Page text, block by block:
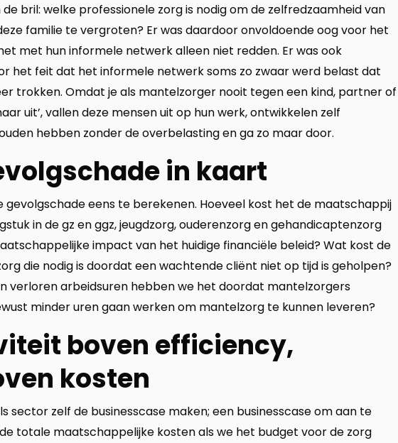
bril: welke professionele zorg is nodig om de zelfredzaamheid van
familie te vergroten? Er was daardoor onvoldoende oog voor het
met hun informele netwerk alleen niet redden. Er was ook
het feit dat het informele netwerk soms zo zwaar werd belast dat
trokken. Omdat je als mantelzorger nooit tegen een kind, partner of
uit’, vallen deze mensen uit op hun werk, ontwikkelen zelf
hebben zonder de overbelasting en ga zo maar door.
in kaart
gevolgschade eens te berekenen. Hoeveel kost het de maatschappij
in de gz en ggz, jeugdzorg, ouderenzorg en gehandicaptenzorg
impact van het huidige financiële beleid? Wat kost de
die nodig is doordat een wachtende cliënt niet op tijd is geholpen?
verloren arbeidsuren hebben we het doordat mantelzorgers
minder uren gaan werken om mantelzorg te kunnen leveren?
boven efficiency,
kosten
sector zelf de businesscase maken; een businesscase om aan te
totale maatschappelijke kosten als we het budget voor de zorg